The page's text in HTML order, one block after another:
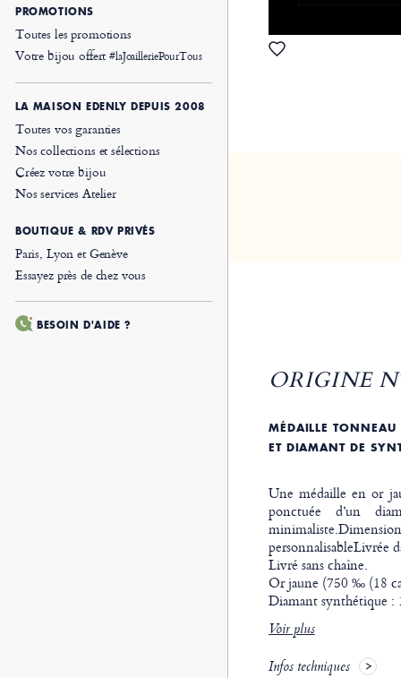
PROMOTIONS
Toutes les promotions
Votre bijou offert#laJoailleriePourTous
LA MAISON EDENLY DEPUIS 2008
Toutes vos garanties
Nos collections et sélections
Créez votre bijou
Nos services Atelier
BOUTIQUE & RDV PRIVÉS
Paris, Lyon et Genève
Essayez près de chez vous
BESOIN D'AIDE ?
ORIGINE
MÉDAILLE
ET DIAMANT DE
Une médaille en or
ponctuée d’un
personnalisableLivrée
Livré sans chaîne.
Or jaune (750 ‰ (18
Diamant synthétique :
Voir plus
Infos techniques